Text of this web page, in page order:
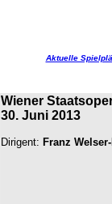
Aktuelle
Wiener
30. Juni 2013
Dirigent: Franz